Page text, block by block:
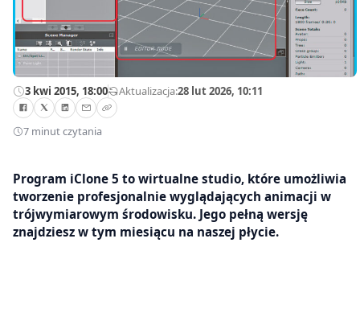
3 kwi 2015, 18:00—Aktualizacja:28 lut 2026, 10:11
7 minut czytania
Program iClone 5 to wirtualne studio, które umożliwia
tworzenie profesjonalnie wyglądających animacji w
trójwymiarowym środowisku. Jego pełną wersję
znajdziesz w tym miesiącu na naszej płycie.